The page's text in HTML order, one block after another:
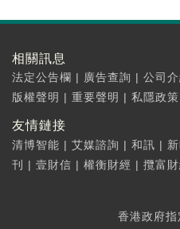
相關訊息
法定公告欄 | 廣告查詢 | 公司
版權聲明 | 重要聲明 | 私隱政策
友情鏈接
清博智能 | 艾媒諮詢 | 和訊 |
刊
| 壹財信 | 權衡財經 | 攬富
香港政府